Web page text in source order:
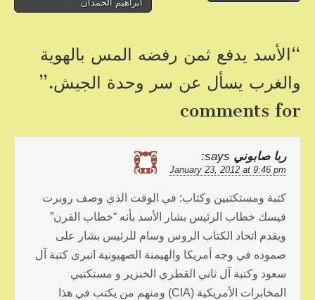
o
k
ابراهيم الحمدان
“الأسد يدفع ثمن رفضه المس بالهوية
والغرب يسأل عن سر وحدة الجيش.”
comments for
ربا صابوني says:
January 23, 2012 at 9:46 pm
كتبة ومستكتبين وكتاب: في الوقت الذي وصف روبرت
فيسك خطاب الرئيس بشار الأسد بأنه “خطاب القرن”
ويقدم اتحاد الكتاب الروس وسام للرئيس بشار على
صموده في وجه أمريكا والهيمنة الصهيونية انبرى كتبة آل
سعود وكتبة آل ثاني القطري الخنزير و مستكتبي
المخابرات الأمريكية (CIA) ومنهم من يكتب في هذا